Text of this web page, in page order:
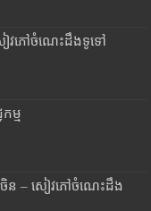
ៀវភៅចំណេះដឹងទូទៅ
ម្ម
ន – សៀវភៅចំណេះដឹង